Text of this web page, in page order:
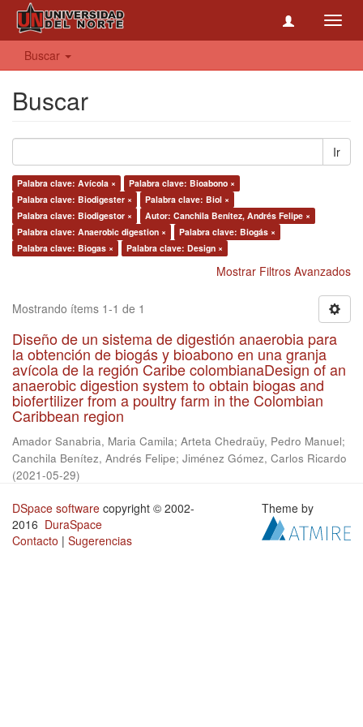
Buscar
Buscar
Ir
Palabra clave: Avícola ×
Palabra clave: Bioabono ×
Palabra clave: Biodigester ×
Palabra clave: Biol ×
Palabra clave: Biodigestor ×
Autor: Canchila Benítez, Andrés Felipe ×
Palabra clave: Anaerobic digestion ×
Palabra clave: Biogás ×
Palabra clave: Biogas ×
Palabra clave: Design ×
Mostrar Filtros Avanzados
Mostrando ítems 1-1 de 1
Diseño de un sistema de digestión anaerobia para
la obtención de biogás y bioabono en una granja
avícola de la región Caribe colombianaDesign of an
anaerobic digestion system to obtain biogas and
biofertilizer from a poultry farm in the Colombian
Caribbean region
Amador Sanabria, Maria Camila; Arteta Chedraüy, Pedro Manuel;
Canchila Benítez, Andrés Felipe; Jiménez Gómez, Carlos Ricardo
(2021-05-29)
DSpace software copyright © 2002-
2016 DuraSpace
Contacto | Sugerencias
Theme by